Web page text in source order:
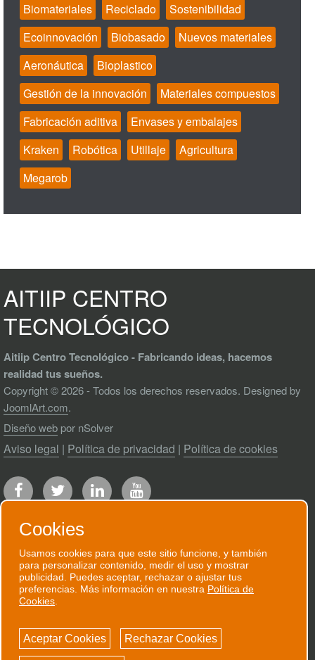
Biomateriales
Reciclado
Sostenibilidad
Ecoinnovación
Biobasado
Nuevos materiales
Aeronáutica
Bioplastico
Gestión de la innovación
Materiales compuestos
Fabricación aditiva
Envases y embalajes
Kraken
Robótica Utillaje
Agricultura
Megarob
AITIIP CENTRO
TECNOLÓGICO
Aitiip Centro Tecnológico - Fabricando ideas, hacemos
realidad tus sueños.
Copyright © 2026 - Todos los derechos reservados. Designed by
JoomlArt.com.
Diseño web por nSolver
Aviso legal | Política de privacidad | Política de cookies
RECIBE NUESTRO BOLETÍN
Te enviaremos un correo electrónico
SUSCRÍBETE AHORA!
Cookies
Usamos cookies para que este sitio funcione, y también
para personalizar contenido, medir el uso y mostrar
publicidad. Puedes aceptar, rechazar o ajustar tus
preferencias. Más información en nuestra Política de
Cookies
Aceptar Cookies Rechazar Cookies